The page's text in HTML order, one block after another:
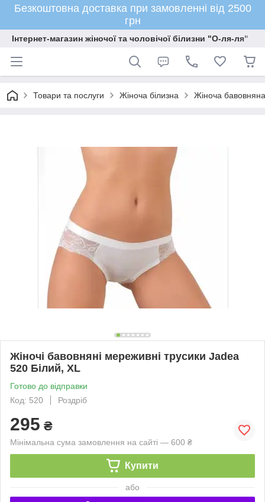
Безкоштовна доставка при замовленні від 2500
грн
Інтернет-магазин жіночої та чоловічої білизни "О-ля-ля"
Товари та послуги Жіноча білизна Жіноча бавовняна
Жіночі бавовняні мереживні трусики Jadea
520 Білий, XL
Готово до відправки
Код: 520
Роздріб
295 ₴
Мінімальна сума замовлення на сайті — 600 ₴
Купити
або